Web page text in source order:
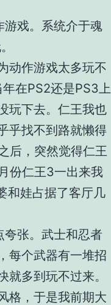
戏。系统介于魂
动作游戏太多玩不
在PS2还是PS3上
玩下去。仁王我也
乎找不到路就懒得
后，突然觉得仁王
份仁王3一出来我
和娃占据了客厅几
张。武士和忍者
每个武器有一堆招
多到玩不过来。
格，于是我前期大